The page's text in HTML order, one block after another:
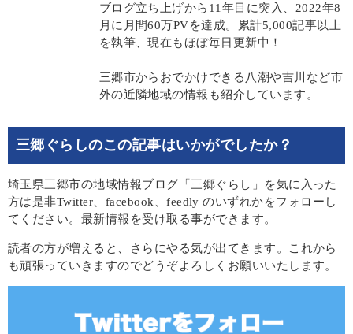
ブログ立ち上げから11年目に突入、2022年8
月に月間60万PVを達成。累計5,000記事以上
を執筆、現在もほぼ毎日更新中！
三郷市からおでかけできる八潮や吉川など市
外の近隣地域の情報も紹介しています。
三郷ぐらしのこの記事はいかがでしたか？
埼玉県三郷市の地域情報ブログ「三郷ぐらし」を気に入った
方は是非Twitter、facebook、feedly のいずれかをフォローし
てください。最新情報を受け取る事ができます。
読者の方が増えると、さらにやる気が出てきます。これから
も頑張っていきますのでどうぞよろしくお願いいたします。